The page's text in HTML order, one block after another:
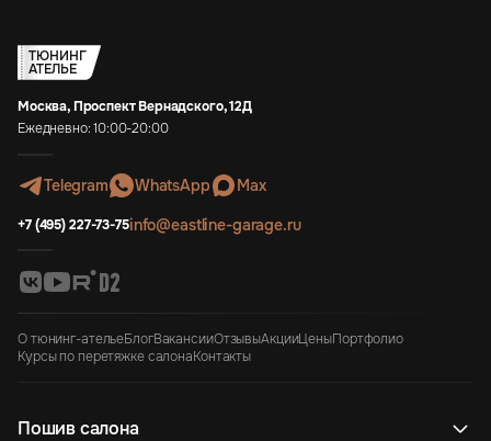
ТЮНИНГ
АТЕЛЬЕ
Москва, Проспект Вернадского, 12Д
Ежедневно: 10:00-20:00
Telegram WhatsApp Max
+7 (495) 227-73-75info@eastline-garage.ru
О тюнинг-ательеБлогВакансииОтзывыАкцииЦеныПортфолио
Курсы по перетяжке салонаКонтакты
Пошив салона